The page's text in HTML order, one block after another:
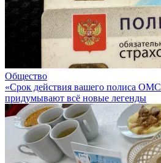
Общество
«Срок действия вашего полиса
придумывают всё новые легенды